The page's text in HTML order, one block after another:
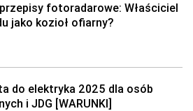
fotoradarowe: Właściciel
jako kozioł ofiarny?
do elektryka 2025 dla osób
i JDG [WARUNKI]